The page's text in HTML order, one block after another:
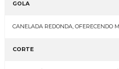
GOLA
CANELADA REDONDA, OFERECENDO
CORTE